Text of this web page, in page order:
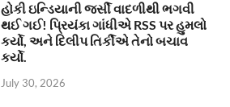
હોકી ઇન્ડિયાની જર્સી વાદળીથી ભગવી
થઈ ગઈ! પ્રિયંકા ગાંધીએ RSS પર હુમલો
કર્યો, અને દિલીપ તિર્કીએ તેનો બચાવ
કર્યો.
July 30, 2026